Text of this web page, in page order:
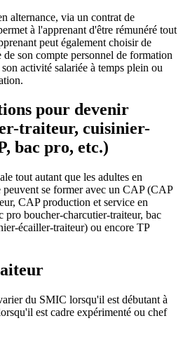
alternance, via un contrat de
à l'apprenant d'être rémunéré tout
peut également choisir de
son compte personnel de formation
activité salariée à temps plein ou
pour devenir
traiteur, cuisinier-
bac pro, etc.)
tout autant que les adultes en
se former avec un CAP (CAP
CAP production et service en
pro boucher-charcutier-traiteur, bac
écailler-traiteur) ou encore TP
du SMIC lorsqu'il est débutant à
est cadre expérimenté ou chef